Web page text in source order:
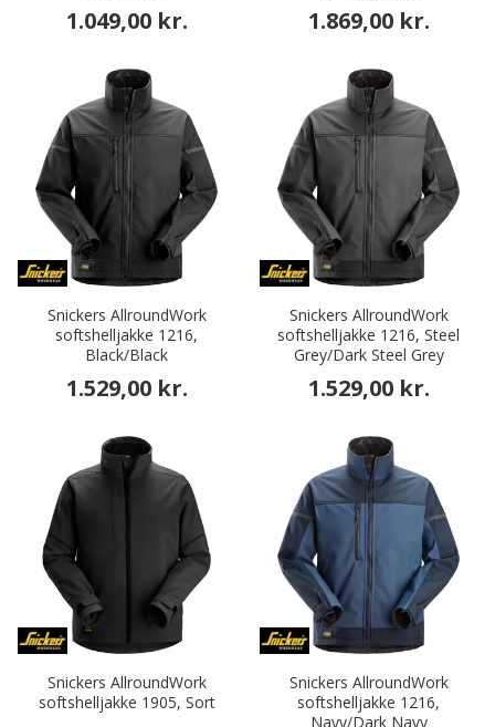
1.049,00 kr. 1.869,00 kr.
Snickers AllroundWork
softshelljakke 1216,
Black/Black
1.529,00 kr.
Snickers AllroundWork
softshelljakke 1216, Steel
Grey/Dark Steel Grey
1.529,00 kr.
Snickers AllroundWork
softshelljakke 1905, Sort
Snickers AllroundWork
softshelljakke 1216,
Navy/Dark Navy